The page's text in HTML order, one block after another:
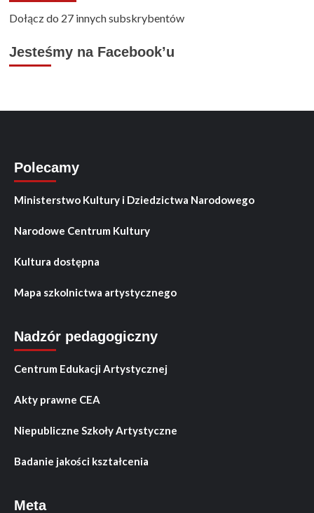
Dołącz do 27 innych subskrybentów
Jesteśmy na Facebook’u
Polecamy
Ministerstwo Kultury i Dziedzictwa Narodowego
Narodowe Centrum Kultury
Kultura dostępna
Mapa szkolnictwa artystycznego
Nadzór pedagogiczny
Centrum Edukacji Artystycznej
Akty prawne CEA
Niepubliczne Szkoły Artystyczne
Badanie jakości kształcenia
Meta